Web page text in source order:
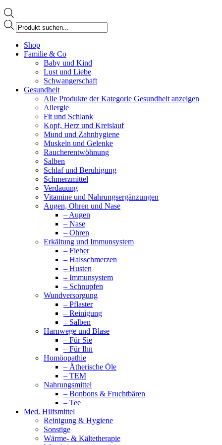
Products
search
page
opens
Shop
Familie & Co
Baby und Kind
Lust und Liebe
Schwangerschaft
Gesundheit
Alle Produkte der Kategorie Gesundheit anzeigen
Allergie
Fit und Schlank
Kopf, Herz und Kreislauf
Mund und Zahnhygiene
Muskeln und Gelenke
Raucherentwöhnung
Salben
Schlaf und Beruhigung
Schmerzmittel
Verdauung
Vitamine und Nahrungsergänzungen
Augen, Ohren und Nase
– Augen
– Nase
– Ohren
Erkältung und Immunsystem
– Fieber
– Halsschmerzen
– Husten
– Immunsystem
– Schnupfen
Wundversorgung
– Pflaster
– Reinigung
– Salben
Harnwege und Blase
– Für Sie
– Für Ihn
Homöopathie
– Ätherische Öle
– TEM
Nahrungsmittel
– Bonbons & Fruchtbären
– Tee
Med. Hilfsmittel
Reinigung & Hygiene
Sonstige
Wärme- & Kältetherapie